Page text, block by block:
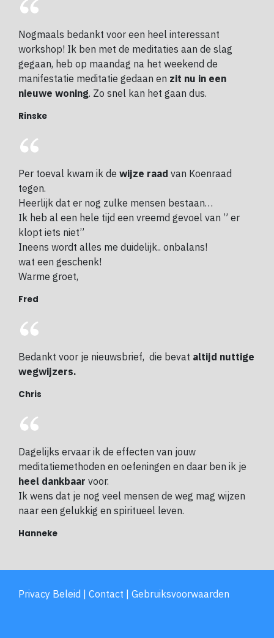
Nogmaals bedankt voor een heel interessant
workshop! Ik ben met de meditaties aan de slag
gegaan, heb op maandag na het weekend de
manifestatie meditatie gedaan en zit nu in een
nieuwe woning. Zo snel kan het gaan dus.
Rinske
Per toeval kwam ik de wijze raad van Koenraad
tegen.
Heerlijk dat er nog zulke mensen bestaan…
Ik heb al een hele tijd een vreemd gevoel van ” er
klopt iets niet”
Ineens wordt alles me duidelijk.. onbalans!
wat een geschenk!
Warme groet,
Fred
Bedankt voor je nieuwsbrief, die bevat altijd nuttige
wegwijzers.
Chris
Dagelijks ervaar ik de effecten van jouw
meditatiemethoden en oefeningen en daar ben ik je
heel dankbaar voor.
Ik wens dat je nog veel mensen de weg mag wijzen
naar een gelukkig en spiritueel leven.
Hanneke
Privacy Beleid | Contact | Gebruiksvoorwaarden